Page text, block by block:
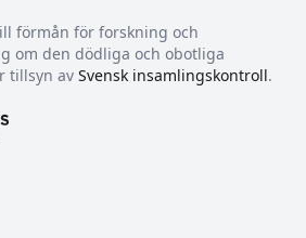
förmån för forskning och
om den dödliga och obotliga
tillsyn av Svensk insamlingskontroll.